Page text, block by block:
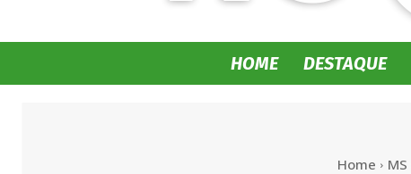
HOME DESTAQUE
Home MS